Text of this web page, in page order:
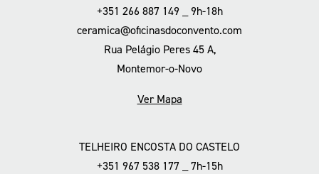
+351 266 887 149 _ 9h-18h
ceramica@oficinasdoconvento.com
Rua Pelágio Peres 45 A,
Montemor-o-Novo
Ver Mapa
TELHEIRO ENCOSTA DO CASTELO
+351 967 538 177 _ 7h-15h